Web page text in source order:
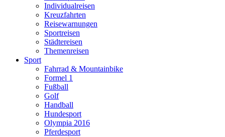
Individualreisen
Kreuzfahrten
Reisewarnungen
Sportreisen
Städtereisen
Themenreisen
Sport
Fahrrad & Mountainbike
Formel 1
Fußball
Golf
Handball
Hundesport
Olympia 2016
Pferdesport